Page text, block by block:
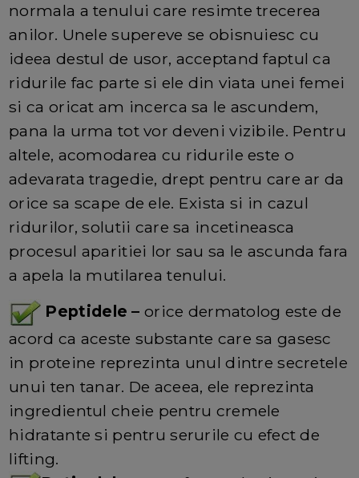
normala a tenului care resimte trecerea
anilor. Unele supereve se obisnuiesc cu
ideea destul de usor, acceptand faptul ca
ridurile fac parte si ele din viata unei femei
si ca oricat am incerca sa le ascundem,
pana la urma tot vor deveni vizibile. Pentru
altele, acomodarea cu ridurile este o
adevarata tragedie, drept pentru care ar da
orice sa scape de ele. Exista si in cazul
ridurilor, solutii care sa incetineasca
procesul aparitiei lor sau sa le ascunda fara
a apela la mutilarea tenului.
Peptidele – orice dermatolog este de
acord ca aceste substante care sa gasesc
in proteine reprezinta unul dintre secretele
unui ten tanar. De aceea, ele reprezinta
ingredientul cheie pentru cremele
hidratante si pentru serurile cu efect de
lifting.